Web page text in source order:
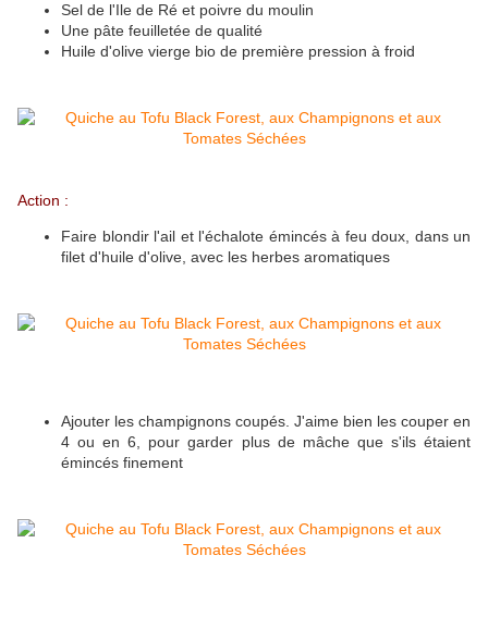
Sel de l'Ile de Ré et poivre du moulin
Une pâte feuilletée de qualité
Huile d'olive vierge bio de première pression à froid
Action :
Faire blondir l'ail et l'échalote émincés à feu doux, dans un
filet d'huile d'olive, avec les herbes aromatiques
Ajouter les champignons coupés. J'aime bien les couper en
4 ou en 6, pour garder plus de mâche que s'ils étaient
émincés finement